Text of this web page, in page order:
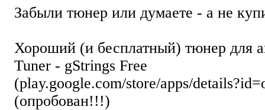
Забыли тюнер или думаете - а не
Хороший (и бесплатный) тюнер для
Tuner - gStrings Free
(play.google.com/store/apps/
(опробован!!!)